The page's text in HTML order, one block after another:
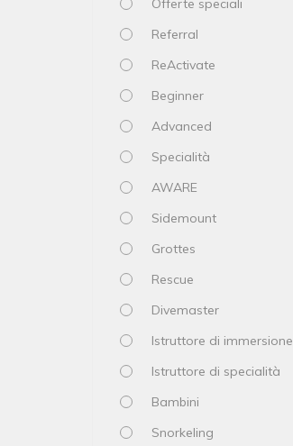
Offerte speciali
Referral
ReActivate
Beginner
Advanced
Specialità
AWARE
Sidemount
Grottes
Rescue
Divemaster
Istruttore di immersione
Istruttore di specialità
Bambini
Snorkeling